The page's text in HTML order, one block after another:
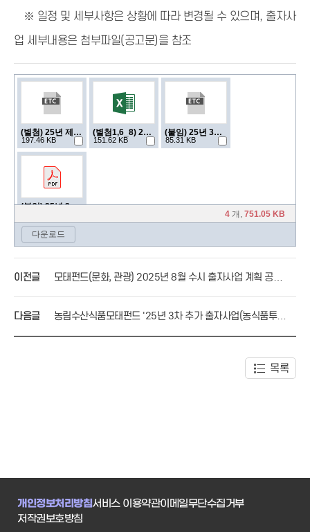
※ 일정 및 세부사항은 상황에 따라 변경될 수 있으며, 출자사
업 세부내용은 첨부파일(공고문)을 참조
이전글
모태펀드(문화, 관광) 2025년 8월 수시 출자사업 계획 공고
의 건
다음글
농림수산식품모태펀드 '25년 3차 추가 출자사업(농식품투자
계정) 공고
목록
개인정보처리방침서비스 이용약관이메일무단수집거부
저작권보호방침